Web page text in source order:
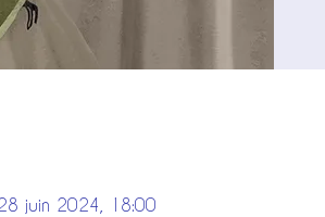
juin 2024, 18:00